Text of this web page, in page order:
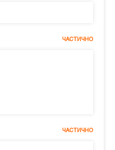
ЧАСТИЧНО
ЧАСТИЧНО